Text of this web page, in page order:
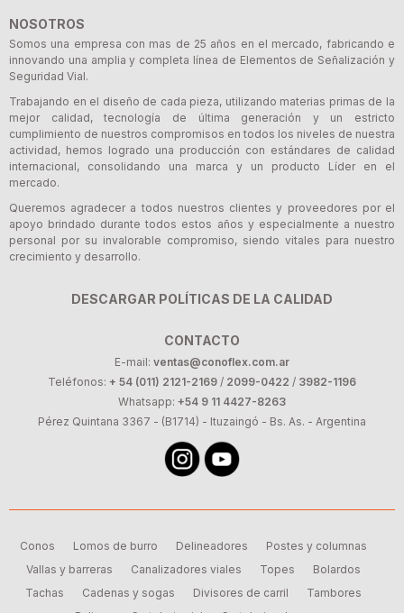
NOSOTROS
Somos una empresa con mas de 25 años en el mercado, fabricando e
innovando una amplia y completa línea de Elementos de Señalización y
Seguridad Vial.
Trabajando en el diseño de cada pieza, utilizando materias primas de la
mejor calidad, tecnología de última generación y un estricto
cumplimiento de nuestros compromisos en todos los niveles de nuestra
actividad, hemos logrado una producción con estándares de calidad
internacional, consolidando una marca y un producto Líder en el
mercado.
Queremos agradecer a todos nuestros clientes y proveedores por el
apoyo brindado durante todos estos años y especialmente a nuestro
personal por su invalorable compromiso, siendo vitales para nuestro
crecimiento y desarrollo.
DESCARGAR POLÍTICAS DE LA CALIDAD
CONTACTO
E-mail: ventas@conoflex.com.ar
Teléfonos: + 54 (011) 2121-2169 / 2099-0422 / 3982-1196
Whatsapp: +54 9 11 4427-8263
Pérez Quintana 3367 - (B1714) - Ituzaingó - Bs. As. - Argentina
Conos Lomos de burro Delineadores
Postes y columnas
Vallas y barreras
Canalizadores viales Topes
Bolardos
Tachas
Cadenas y sogas Divisores de carril
Tambores